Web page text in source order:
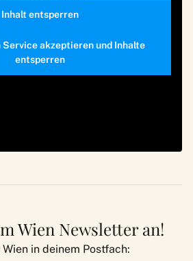
Inhalt entsperren
akzeptieren und Inhalte
entsperren
Wien Newsletter an!
in deinem Postfach: